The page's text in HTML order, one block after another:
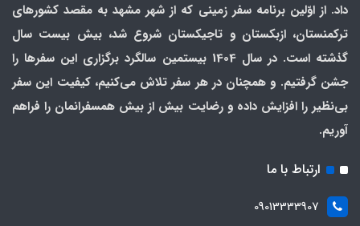
داد. از اوّلین برنامه سفر زمینی که از شهر مشهد به مقصد کشورهای
ترکمنستان، ازبکستان و تاجیکستان شروع شد، بیش بیست سال
گذشته است. در سال 1404 بیستمین سالگرد برگزاری این سفرها را
جشن گرفتیم. و همچنان در هر سفر تلاش می‌کنیم، کیفیت این سفر
بی‌نظیر را افزایش داده و رضایت بیش از بیش همسفرانمان را فراهم
آوریم.
ارتباط با ما
09013333907